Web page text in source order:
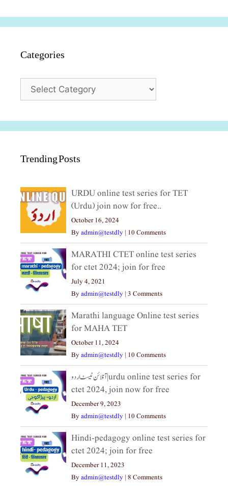
Categories
Categories
Trending Posts
URDU online test series for TET
(Urdu) join now for free..
October 16, 2024
Byadmin@testdly | 10 Comments
MARATHI CTET online test series
for ctet 2024; join for free
July 4, 2021
Byadmin@testdly | 3 Comments
Marathi language Online test series
for MAHA TET
October 11, 2024
Byadmin@testdly | 10 Comments
آنلائن ٹیسٹ اردو|urdu online test series for
ctet 2024, join now for free
December 9, 2023
Byadmin@testdly | 10 Comments
Hindi-pedagogy online test series for
ctet 2024; join for free
December 11, 2023
Byadmin@testdly | 8 Comments